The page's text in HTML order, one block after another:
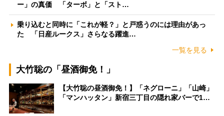
ー」の真価 「ターボ」と「スト…
乗り込むと同時に「これが軽？」と戸惑うのには理由があっ
た 「日産ルークス」さらなる躍進…
一覧を見る
大竹聡の「昼酒御免！」
【大竹聡の昼酒御免！】「ネグローニ」「山崎」
「マンハッタン」新宿三丁目の隠れ家バーで1…